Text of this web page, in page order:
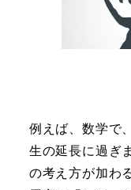
例えば、数学で
生の延長に過ぎ
の考え方が加わ